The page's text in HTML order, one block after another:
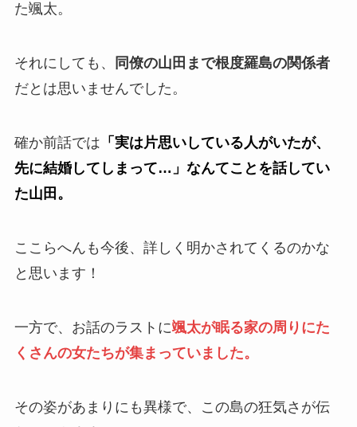
た颯太。
それにしても、
同僚の山田まで根度羅島の関係者
だとは思いませんでした。
確か前話では 「実は片思いしている人がいたが、
先に結婚してしまって…」なんてことを話してい
た山田。
ここらへんも今後、詳しく明かされてくるのかな
と思います！
一方で、お話のラストに颯太が眠る家の周りにた
くさんの女たちが集まっていました。
その姿があまりにも異様で、この島の狂気さが伝